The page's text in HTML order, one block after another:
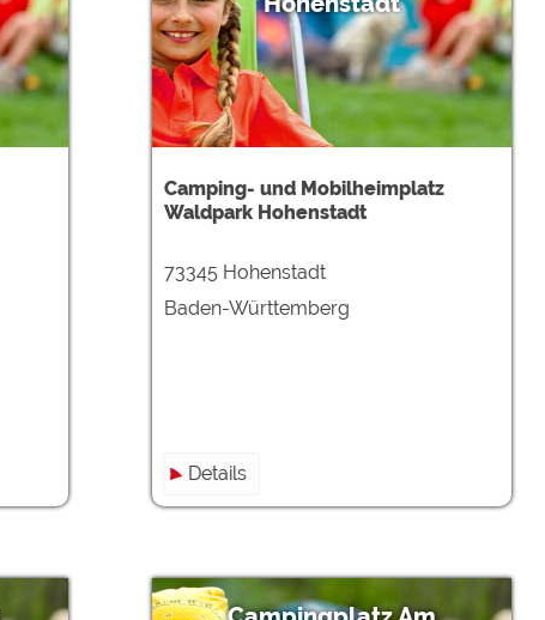
Camping- und Mobilheimplatz
Waldpark Hohenstadt
73345 Hohenstadt
Baden-Württemberg
Details